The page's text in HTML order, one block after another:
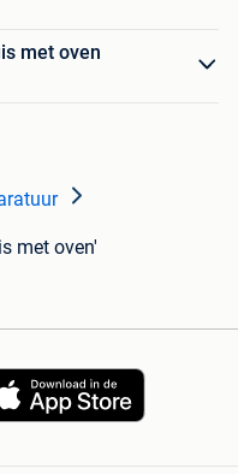
met oven
met oven'